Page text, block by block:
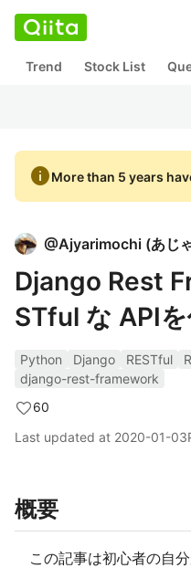
Trend Stock List
infoMore than 5 years
@Ajyarimochi (あじ
Django Rest
STful な API
Python Django RESTful
django-rest-framework
60
Last updated at 2020-01-03
概要
この記事は初心者の自